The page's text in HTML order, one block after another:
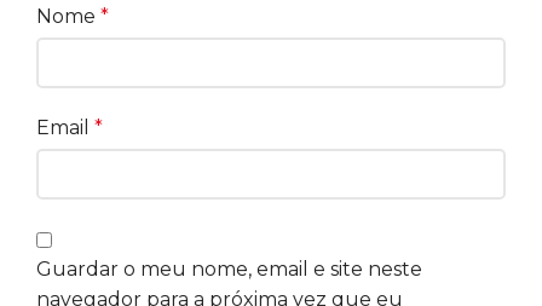
Nome *
Email *
Guardar o meu nome, email e site neste
navegador para a próxima vez que eu